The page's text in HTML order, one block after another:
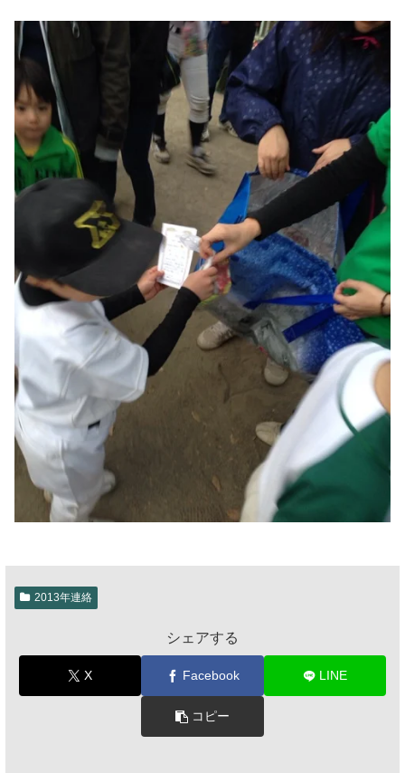
2013年連絡
シェアする
X Facebook LINE
コピー